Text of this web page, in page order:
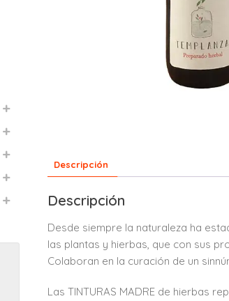
Descripción
Descripción
Desde siempre la naturaleza ha
las plantas y hierbas, que con sus
Colaboran en la curación de un
Las TINTURAS MADRE de hierbas